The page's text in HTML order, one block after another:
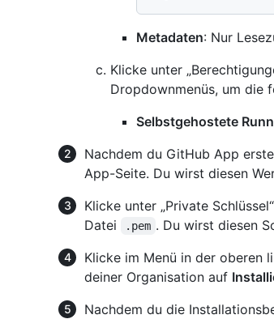
Metadaten: Nur
Klicke unter
Dropdownmenüs, um die
Selbstgehostete
Nachdem du GitHub App
App-Seite. Du wirst diesen
Klicke unter „Private
Datei
.pem . Du wirst diesen
Klicke im Menü in der oberen
deiner Organisation auf
Nachdem du die